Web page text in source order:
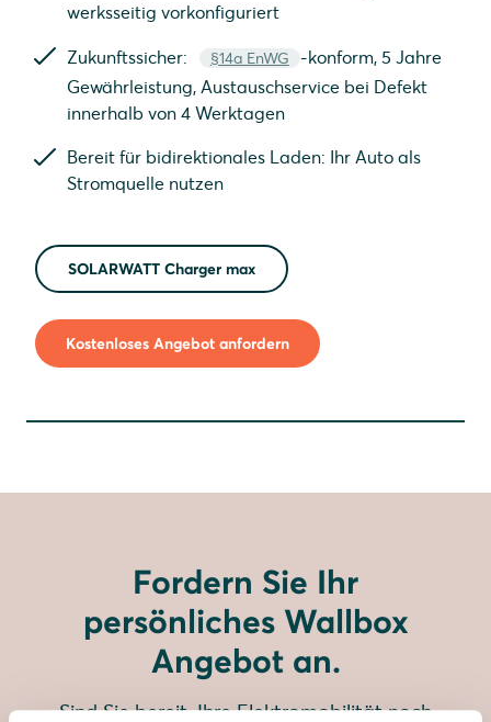
werksseitig vorkonfiguriert
Zukunftssicher: §14a EnWG
-konform, 5 Jahre
Gewährleistung, Austauschservice bei Defekt
innerhalb von 4 Werktagen
Bereit für bidirektionales Laden: Ihr Auto als
Stromquelle nutzen
SOLARWATT Charger max
Kostenloses Angebot anfordern
Fordern Sie Ihr
persönliches Wallbox
Angebot an.
Sind Sie bereit, Ihre Elektromobilität noch